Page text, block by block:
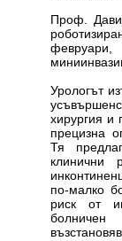
Проф.
Урологът
хирургия и
прецизна
Тя
клинични
по-малко
риск от